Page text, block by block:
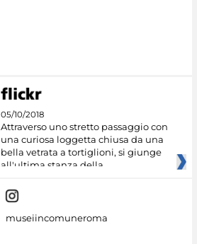
05/10/2018
Attraverso uno stretto passaggio con
una curiosa loggetta chiusa da una
bella vetrata a tortiglioni, si giunge
all'ultima stanza della
museiincomuneroma